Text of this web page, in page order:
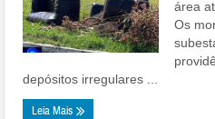
área
Os
depósitos irregulares ...
Leia Mais